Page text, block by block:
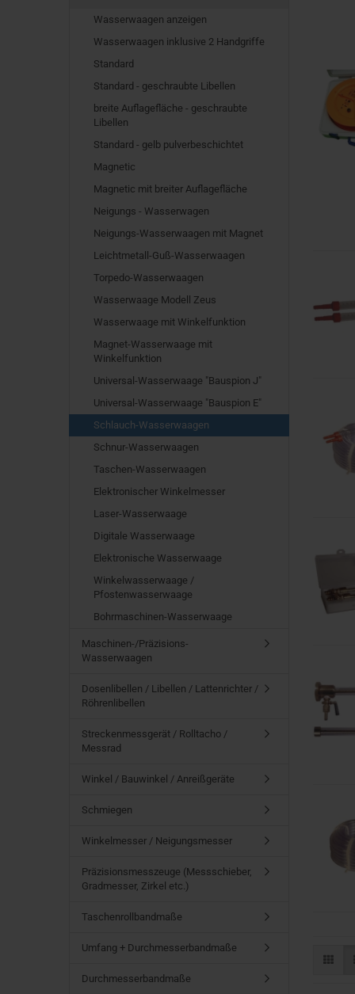
Wasserwaagen anzeigen
Wasserwaagen inklusive 2 Handgriffe
Standard
Standard - geschraubte Libellen
breite Auflagefläche - geschraubte
Libellen
Standard - gelb pulverbeschichtet
Magnetic
Magnetic mit breiter Auflagefläche
Neigungs - Wasserwagen
Neigungs-Wasserwaagen mit Magnet
Leichtmetall-Guß-Wasserwaagen
Torpedo-Wasserwaagen
Wasserwaage Modell Zeus
Wasserwaage mit Winkelfunktion
Magnet-Wasserwaage mit
Winkelfunktion
Universal-Wasserwaage "Bauspion J"
Universal-Wasserwaage "Bauspion E"
Schlauch-Wasserwaagen
Schnur-Wasserwaagen
Taschen-Wasserwaagen
Elektronischer Winkelmesser
Laser-Wasserwaage
Digitale Wasserwaage
Elektronische Wasserwaage
Winkelwasserwaage /
Pfostenwasserwaage
Bohrmaschinen-Wasserwaage
Maschinen-/Präzisions-
Wasserwaagen
Dosenlibellen / Libellen / Lattenrichter /
Röhrenlibellen
Streckenmessgerät / Rolltacho /
Messrad
Winkel / Bauwinkel / Anreißgeräte
Schmiegen
Winkelmesser / Neigungsmesser
Präzisionsmesszeuge (Messschieber,
Gradmesser, Zirkel etc.)
Taschenrollbandmaße
Umfang + Durchmesserbandmaße
Durchmesserbandmaße